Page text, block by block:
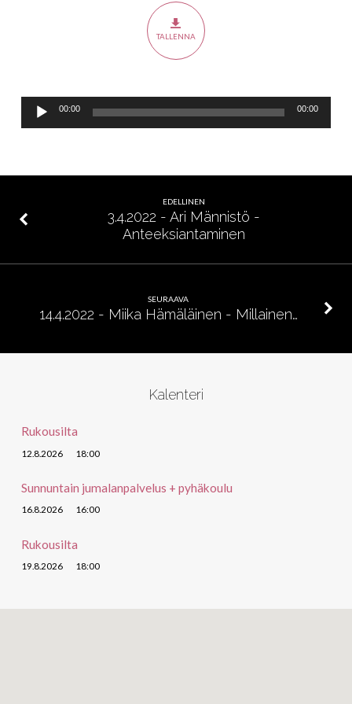
TALLENNA
Äänitoistin
00:00 00:00
EDELLINEN
3.4.2022 - Ari Männistö -
Anteeksiantaminen
SEURAAVA
14.4.2022 - Miika Hämäläinen - Millainen…
Kalenteri
Rukousilta
12.8.2026 18:00
Sunnuntain jumalanpalvelus + pyhäkoulu
16.8.2026 16:00
Rukousilta
19.8.2026 18:00